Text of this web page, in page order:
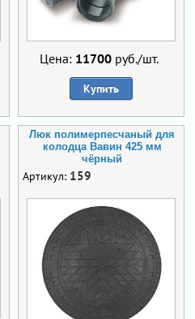
Цена: 11700 руб./шт.
Купить
Люк полимерпесчаный для
колодца Вавин 425 мм
чёрный
Артикул: 159